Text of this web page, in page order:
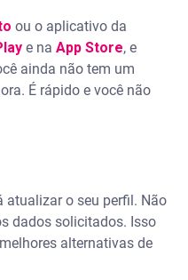
ou o aplicativo da
e na App Store, e
ainda não tem um
É rápido e você não
atualizar o seu perfil. Não
dados solicitados. Isso
alternativas de